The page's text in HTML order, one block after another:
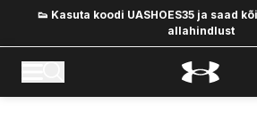
👟 Kasuta koodi UASHOES35 ja saad
allahindlust